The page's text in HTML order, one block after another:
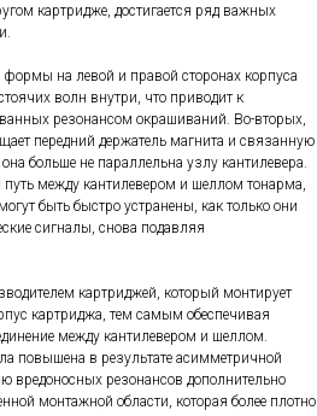
картридже, достигается ряд важных
на левой и правой сторонах корпуса
волн внутри, что приводит к
резонансом окрашиваний. Во-вторых,
передний держатель магнита и связанную
больше не параллельна узлу кантилевера.
между кантилевером и шеллом тонарма,
быть быстро устранены, как только они
сигналы, снова подавляя
картриджей, который монтирует
картриджа, тем самым обеспечивая
между кантилевером и шеллом.
повышена в результате асимметричной
вредоносных резонансов дополнительно
монтажной области, которая более плотно